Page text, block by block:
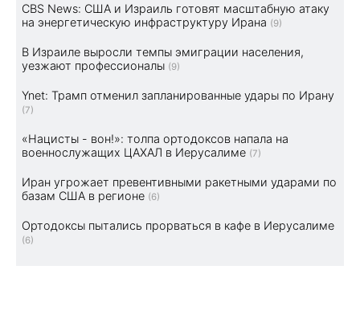
CBS News: США и Израиль готовят масштабную атаку
на энергетическую инфраструктуру Ирана (9)
В Израиле выросли темпы эмиграции населения,
уезжают профессионалы (9)
Ynet: Трамп отменил запланированные удары по Ирану
(7)
«Нацисты - вон!»: толпа ортодоксов напала на
военнослужащих ЦАХАЛ в Иерусалиме (7)
Иран угрожает превентивными ракетными ударами по
базам США в регионе (6)
Ортодоксы пытались прорваться в кафе в Иерусалиме
(6)